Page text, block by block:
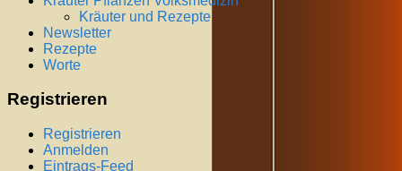
Kräuter und Rezepte
Newsletter
Rezepte
Worte
Registrieren
Registrieren
Anmelden
Eintrags-Feed